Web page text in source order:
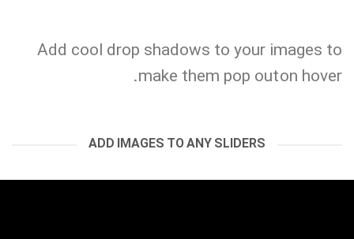
Add cool drop shadows to your images to
make them pop out on hover.
ADD IMAGES TO ANY SLIDERS